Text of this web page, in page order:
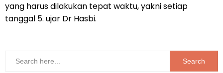
yang harus dilakukan tepat waktu, yakni setiap
tanggal 5. ujar Dr Hasbi.